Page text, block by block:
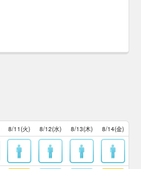
8/11(火) 8/12(水) 8/13(木) 8/14(金)